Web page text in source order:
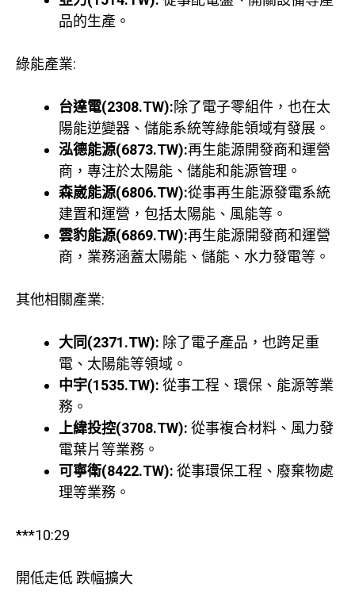
品的生產。
綠能產業:
台達電(2308.TW):除了電子零組件，也在太
陽能逆變器、儲能系統等綠能領域有發展。
泓德能源(6873.TW):再生能源開發商和運營
商，專注於太陽能、儲能和能源管理。
森崴能源(6806.TW):從事再生能源發電系統
建置和運營，包括太陽能、風能等。
雲豹能源(6869.TW):再生能源開發商和運營
商，業務涵蓋太陽能、儲能、水力發電等。
其他相關產業:
大同(2371.TW): 除了電子產品，也跨足重
電、太陽能等領域。
中宇(1535.TW): 從事工程、環保、能源等業
務。
上緯投控(3708.TW): 從事複合材料、風力發
電葉片等業務。
可寧衛(8422.TW): 從事環保工程、廢棄物處
理等業務。
***10:29
開低走低 跌幅擴大